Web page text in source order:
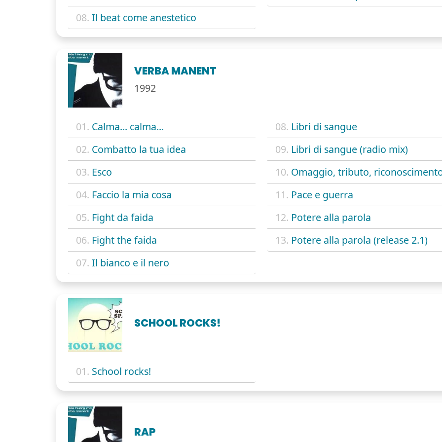
08. Il beat come anestetico
VERBA MANENT
1992
01. Calma... calma...
02. Combatto la tua idea
03. Esco
04. Faccio la mia cosa
05. Fight da faida
06. Fight the faida
07. Il bianco e il nero
08. Libri di sangue
09. Libri di sangue (radio mix)
10. Omaggio, tributo,
11. Pace e guerra
12. Potere alla parola
13. Potere alla parola (release 2.1)
SCHOOL ROCKS!
01. School rocks!
RAP